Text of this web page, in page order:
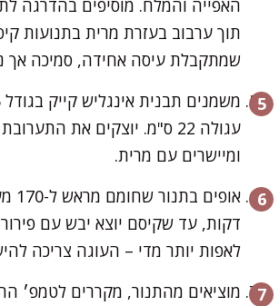
האפייה והמלח. מוסיפים בהדרגה
תוך ערבוב בעזרת מרית בתנועות
שמתקבלת עיסה אחידה, סמיכה אך
עגולה 22 ס"מ. יוצקים את
ומיישרים עם מרית.
דקות, עד שקיסם יוצא יבש עם
לאפות יותר מדי – העוגה צריכה
מוציאים מהתנור, מקררים לטמפ׳